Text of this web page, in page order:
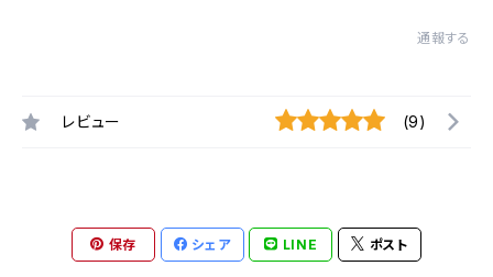
通報する
レビュー (9)
保存 シェア LINE ポスト